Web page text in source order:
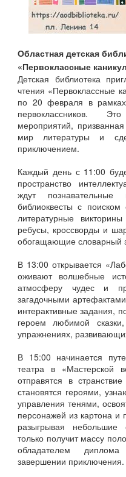
Областная детская
«Первоклассные
Детская библиотека
чтения «Первоклассные
по 20 февраля в рамках
первоклассников.
мероприятий,
мир литературы и
приключением.
Каждый день с 11:00
пространство
ждут
библиоквесты с
литературные
ребусы, кроссворды и
обогащающие словарный
В 13:00 открывается
оживают волшебные
атмосферу чудес и
загадочными
интерактивные задания,
героем любимой
упражнениях,
В 15:00 начинается
театра в «Мастерской
отправятся в
становятся героями,
управления тенями,
персонажей из картона и
разыгрывая
только получит массу
обладателем
завершении приключения.